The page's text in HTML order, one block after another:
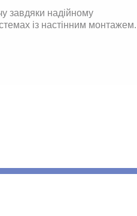
завдяки надійному
із настінним монтажем.